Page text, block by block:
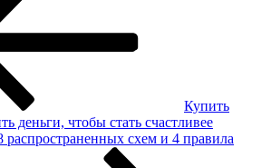
Купить
деньги, чтобы стать счастливее
схем и 4 правила